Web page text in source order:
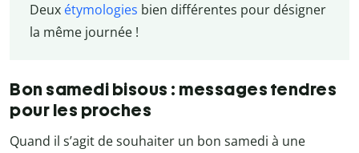
Deux étymologies bien différentes pour désigner
la même journée !
Bon samedi bisous : messages tendres
pour les proches
Quand il s’agit de souhaiter un bon samedi à une